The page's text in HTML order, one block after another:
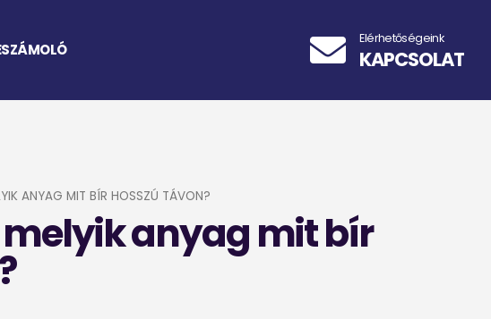
Elérhetőségeink
KAPCSOLAT
ANYAG MIT BÍR HOSSZÚ TÁVON?
anyag mit bír